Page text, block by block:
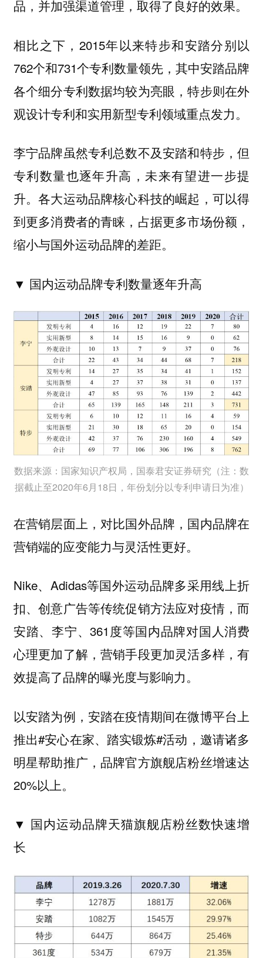
品，并加强渠道管理，取得了良好的效果。
相比之下，2015年以来特步和安踏分别以
762个和731个专利数量领先，其中安踏品牌
各个细分专利数据均较为亮眼，特步则在外
观设计专利和实用新型专利领域重点发力。
李宁品牌虽然专利总数不及安踏和特步，但
专利数量也逐年升高，未来有望进一步提
升。各大运动品牌核心科技的崛起，可以得
到更多消费者的青睐，占据更多市场份额，
缩小与国外运动品牌的差距。
▼ 国内运动品牌专利数量逐年升高
数据来源：国家知识产权局，国泰君安证券研究（注：数
据截止至2020年6月18日，年份划分以专利申请日为准）
在营销层面上，对比国外品牌，国内品牌在
营销端的应变能力与灵活性更好。
Nike、Adidas等国外运动品牌多采用线上折
扣、创意广告等传统促销方法应对疫情，而
安踏、李宁、361度等国内品牌对国人消费
心理更加了解，营销手段更加灵活多样，有
效提高了品牌的曝光度与影响力。
以安踏为例，安踏在疫情期间在微博平台上
推出#安心在家、踏实锻炼#活动，邀请诸多
明星帮助推广，品牌官方旗舰店粉丝增速达
20%以上。
▼ 国内运动品牌天猫旗舰店粉丝数快速增
长